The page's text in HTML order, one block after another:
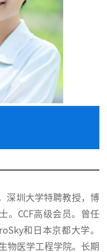
深圳大学特聘教授，博
。CCF高级会员。曾任
和日本京都大学。
物医学工程学院。长期